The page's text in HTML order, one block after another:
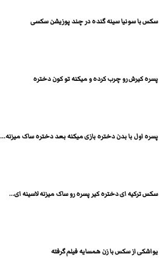
سکس با سونیا سینه گنده در چند پوزیشن سکسی
پسره کیرش رو چرب کرده و میکنه تو کون دختره
پسره اول با بدن دختره بازی میکنه بعد دختره ساک میزنه...
سکس ترکیه ای دختره کیر پسره رو ساک میزنه لاسینه ای...
یواشکی از سکس با زن همسایه فیلم گرفته